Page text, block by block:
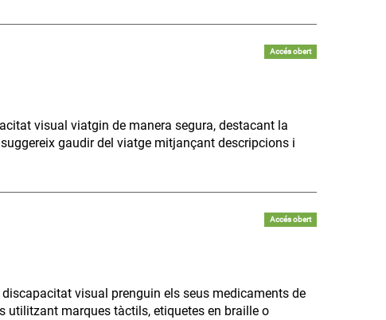
Accés obert
visual viatgin de manera segura, destacant la
gaudir del viatge mitjançant descripcions i
Accés obert
visual prenguin els seus medicaments de
utilitzant marques tàctils, etiquetes en braille o